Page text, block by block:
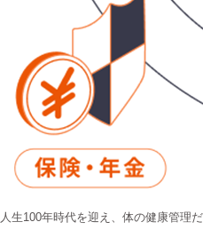
人生100年時代を迎え、体の健康管理